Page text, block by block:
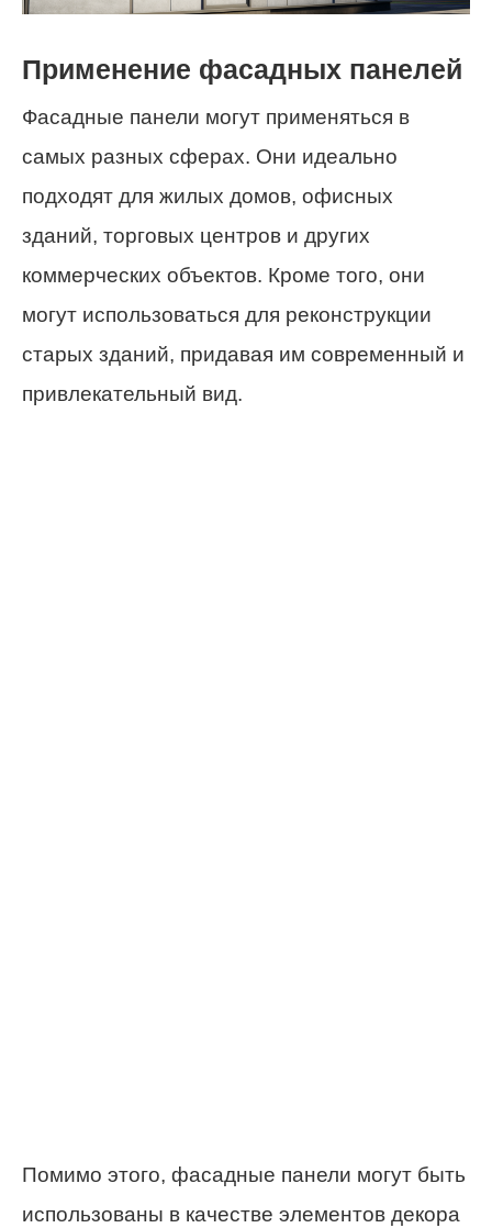
Применение фасадных панелей
Фасадные панели могут применяться в
самых разных сферах. Они идеально
подходят для жилых домов, офисных
зданий, торговых центров и других
коммерческих объектов. Кроме того, они
могут использоваться для реконструкции
старых зданий, придавая им современный и
привлекательный вид.
Помимо этого, фасадные панели могут быть
использованы в качестве элементов декора